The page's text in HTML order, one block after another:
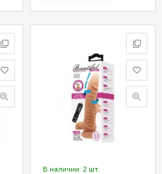
В наличии: 2 шт.